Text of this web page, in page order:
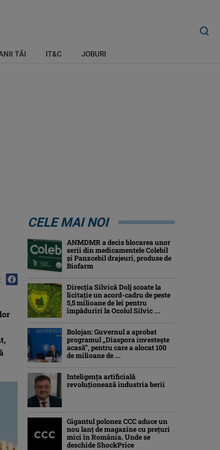
TĂI IT&C JOBURI
CELE MAI NOI
ANMDMR a decis blocarea unor
serii din medicamentele Colebil
și Panzcebil drajeuri, produse de
Biofarm
Direcția Silvică Dolj scoate la
licitație un acord-cadru de peste
5,5 milioane de lei pentru
împăduriri la Ocolul Silvic ...
Bolojan: Guvernul a aprobat
programul „Diaspora investeşte
acasă”, pentru care a alocat 100
de milioane de ...
Inteligența artificială
revoluționează industria berii
Gigantul polonez CCC aduce un
nou lanț de magazine cu prețuri
mici în România. Unde se
deschide ShockPrice